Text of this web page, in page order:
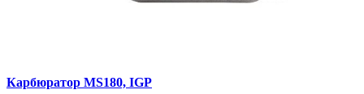
Карбюратор MS180, IGP